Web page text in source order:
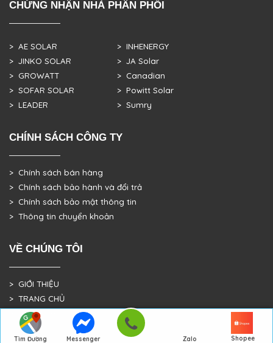
Tìm Đường Messenger Zalo Shopee
CHỨNG NHẬN NHÀ PHÂN PHỐI
> AE SOLAR
> JINKO SOLAR
> GROWATT
> SOFAR SOLAR
> LEADER
> INHENERGY
> JA Solar
> Canadian
> Powitt Solar
> Sumry
CHÍNH SÁCH CÔNG TY
> Chính sách bán hàng
> Chính sách bảo hành và đổi trả
> Chính sách bảo mật thông tin
> Thông tin chuyển khoản
VỀ CHÚNG TÔI
> GIỚI THIỆU
> TRANG CHỦ
> DỰ ÁN THỰC TẾ